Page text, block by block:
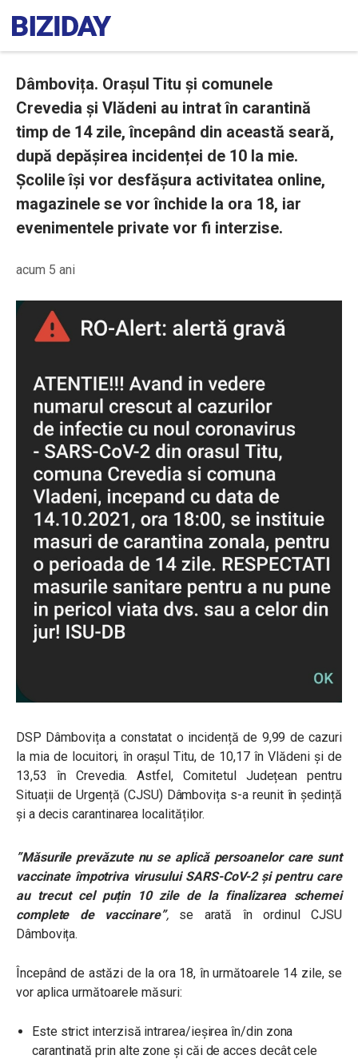
Dâmbovița. Orașul Titu și comunele
Crevedia și Vlădeni au intrat în carantină
timp de 14 zile, începând din această seară,
după depășirea incidenței de 10 la mie.
Școlile își vor desfășura activitatea online,
magazinele se vor închide la ora 18, iar
evenimentele private vor fi interzise.
acum 5 ani
DSP Dâmbovița a constatat o incidență de 9,99 de cazuri
la mia de locuitori, în orașul Titu, de 10,17 în Vlădeni și de
13,53 în Crevedia. Astfel, Comitetul Județean pentru
Situații de Urgență (CJSU) Dâmbovița s-a reunit în ședință
și a decis carantinarea localităților.
”Măsurile prevăzute nu se aplică persoanelor care sunt
vaccinate împotriva virusului SARS-CoV-2 și pentru care
au trecut cel puțin 10 zile de la finalizarea schemei
complete de vaccinare”,se arată în ordinul CJSU
Dâmbovița.
Începând de astăzi de la ora 18, în următoarele 14 zile, se
vor aplica următoarele măsuri:
Este strict interzisă intrarea/ieșirea în/din zona
carantinată prin alte zone și căi de acces decât cele